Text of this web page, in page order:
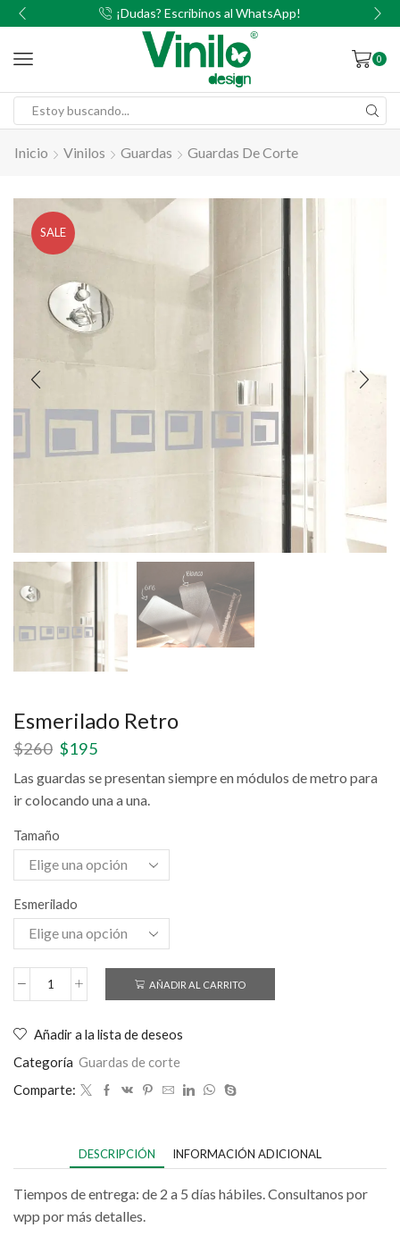
¡Dudas? Escribinos al WhatsApp!
0
Inicio Vinilos Guardas Guardas De Corte
SALE
Esmerilado Retro
$260 $195
Las guardas se presentan siempre en módulos de metro para
ir colocando una a una.
Tamaño
Esmerilado
AÑADIR AL CARRITO
Añadir a la lista de deseos
Categoría Guardas de corte
Comparte:
DESCRIPCIÓN INFORMACIÓN ADICIONAL
Tiempos de entrega: de 2 a 5 días hábiles. Consultanos por
wpp por más detalles.